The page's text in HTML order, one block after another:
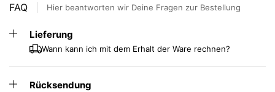
durchgehende Lamelle
Esche massiv, 26 mm, klar matt lackiert,
durchgehende Lamelle
FAQ Hier beantworten wir Deine Fragen zur Bestellung
Lieferung
Wann kann ich mit dem Erhalt der Ware rechnen?
Rücksendung